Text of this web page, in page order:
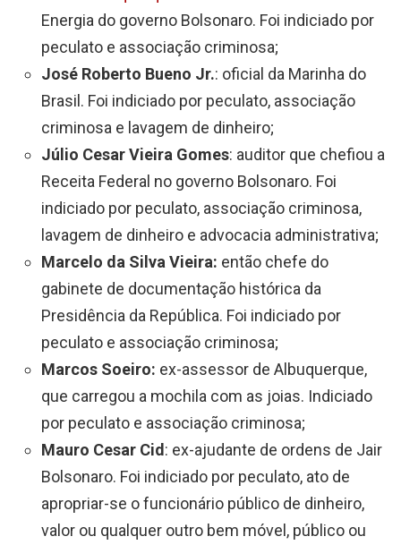
Energia do governo Bolsonaro. Foi indiciado por
peculato e associação criminosa;
José Roberto Bueno Jr.: oficial da Marinha do
Brasil. Foi indiciado por peculato, associação
criminosa e lavagem de dinheiro;
Júlio Cesar Vieira Gomes: auditor que chefiou a
Receita Federal no governo Bolsonaro. Foi
indiciado por peculato, associação criminosa,
lavagem de dinheiro e advocacia administrativa;
Marcelo da Silva Vieira: então chefe do
gabinete de documentação histórica da
Presidência da República. Foi indiciado por
peculato e associação criminosa;
Marcos Soeiro: ex-assessor de Albuquerque,
que carregou a mochila com as joias. Indiciado
por peculato e associação criminosa;
Mauro Cesar Cid : ex-ajudante de ordens de Jair
Bolsonaro. Foi indiciado por peculato, ato de
apropriar-se o funcionário público de dinheiro,
valor ou qualquer outro bem móvel, público ou